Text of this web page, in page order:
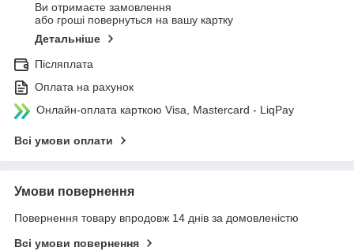
Ви отримаєте замовлення
або гроші повернуться на вашу картку
Детальніше
Післяплата
Оплата на рахунок
Онлайн-оплата карткою Visa, Mastercard - LiqPay
Всі умови оплати
Умови повернення
Повернення товару впродовж 14 днів за домовленістю
Всі умови повернення